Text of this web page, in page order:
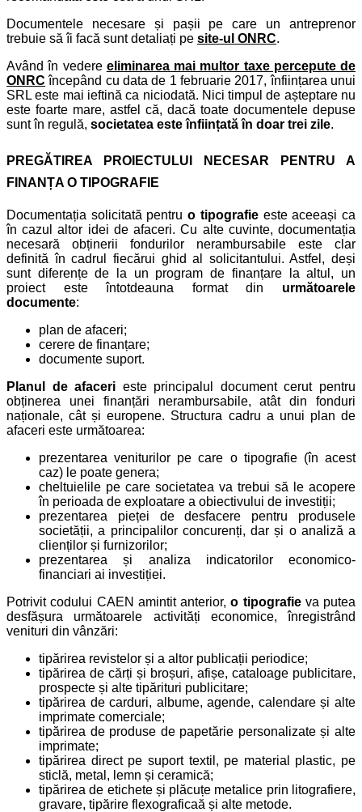
Documentele necesare și pașii pe care un antreprenor
trebuie să îi facă sunt detaliați pe site-ul ONRC.
Având în vedere eliminarea mai multor taxe percepute de
ONRC începând cu data de 1 februarie 2017, înființarea unui
SRL este mai ieftină ca niciodată. Nici timpul de așteptare nu
este foarte mare, astfel că, dacă toate documentele depuse
sunt în regulă, societatea este înființată în doar trei zile.
PREGĂTIREA PROIECTULUI NECESAR PENTRU A
FINANȚA O TIPOGRAFIE
Documentația solicitată pentruo tipografieeste aceeași ca
în cazul altor idei de afaceri. Cu alte cuvinte, documentația
necesară obținerii fondurilor nerambursabile este clar
definită în cadrul fiecărui ghid al solicitantului. Astfel, deși
sunt diferențe de la un program de finanțare la altul, un
proiect este întotdeauna format din următoarele
documente:
plan de afaceri;
cerere de finanțare;
documente suport.
Planul de afaceri este principalul document cerut pentru
obținerea unei finanțări nerambursabile, atât din fonduri
naționale, cât și europene. Structura cadru a unui plan de
afaceri este următoarea:
prezentarea veniturilor pe care o tipografie (în acest
caz) le poate genera;
cheltuielile pe care societatea va trebui să le acopere
în perioada de exploatare a obiectivului de investiții;
prezentarea pieței de desfacere pentru produsele
societății, a principalilor concurenți, dar și o analiză a
clienților și furnizorilor;
prezentarea și analiza indicatorilor economico-
financiari ai investiției.
Potrivit codului CAEN amintit anterior,o tipografieva putea
desfășura următoarele activități economice, înregistrând
venituri din vânzări:
tipărirea revistelor și a altor publicații periodice;
tipărirea de cărți și broșuri, afișe, cataloage publicitare,
prospecte și alte tipărituri publicitare;
tipărirea de carduri, albume, agende, calendare și alte
imprimate comerciale;
tipărirea de produse de papetărie personalizate și alte
imprimate;
tipărirea direct pe suport textil, pe material plastic, pe
sticlă, metal, lemn și ceramică;
tipărirea de etichete și plăcuțe metalice prin litografiere,
gravare, tipărire flexograficaă și alte metode.